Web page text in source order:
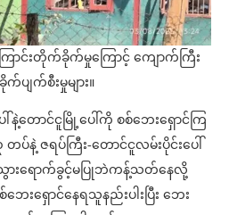
ောင်းတိုက်ခိုက်မှုကြောင့် ကျောက်ကြီး
ပျက်စီးမှုများ။
နဲ့တောင်ငူမြို့ပေါ်ကို စစ်ဘေးရှောင်ကြ
ဇရပ်ကြီး-တောင်ငူလမ်းပိုင်းပေါ်
းရောက်ခွင့်မပြုဘဲကန့်သတ်နေလို့
းရှောင်နေရသူနည်းပါးပြီး ဘေး